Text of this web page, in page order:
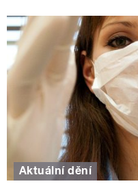
Aktuální dění